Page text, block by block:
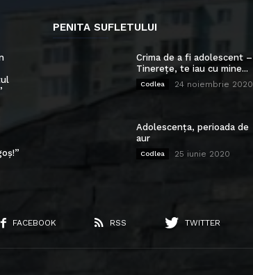
PENITA SUFLETULUI
Crima de a fi adolescent –
Tinerețe, te iau cu mine...
Codlea 24 noiembrie 2020
Adolescența, perioada de
aur
Codlea 25 iunie 2020
FACEBOOK RSS TWITTER